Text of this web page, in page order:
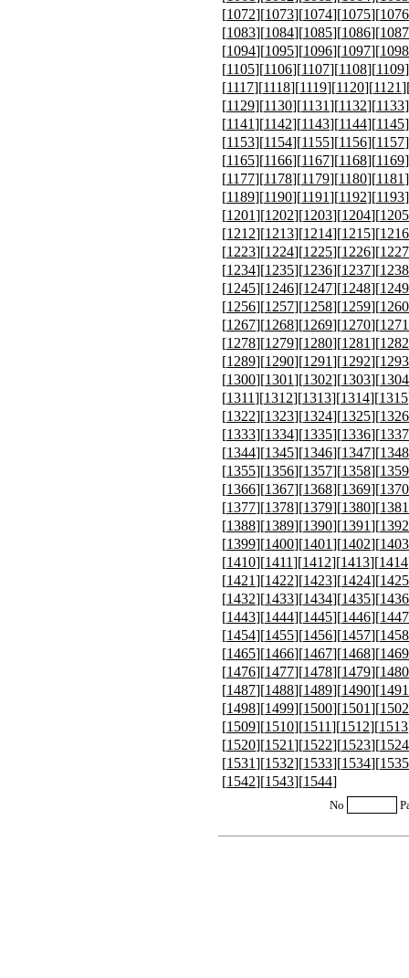
[1072][1073][1074][1075][1076
[1083][1084][1085][1086][1087
[1094][1095][1096][1097][1098
[1105][1106][1107][1108][1109
[1117][1118][1119][1120][1121
[1129][1130][1131][1132][1133
[1141][1142][1143][1144][1145
[1153][1154][1155][1156][1157
[1165][1166][1167][1168][1169
[1177][1178][1179][1180][1181
[1189][1190][1191][1192][1193
[1201][1202][1203][1204][1205
[1212][1213][1214][1215][1216
[1223][1224][1225][1226][1227
[1234][1235][1236][1237][1238
[1245][1246][1247][1248][1249
[1256][1257][1258][1259][1260
[1267][1268][1269][1270][1271
[1278][1279][1280][1281][1282
[1289][1290][1291][1292][1293
[1300][1301][1302][1303][1304
[1311][1312][1313][1314][1315
[1322][1323][1324][1325][1326
[1333][1334][1335][1336][1337
[1344][1345][1346][1347][1348
[1355][1356][1357][1358][1359
[1366][1367][1368][1369][1370
[1377][1378][1379][1380][1381
[1388][1389][1390][1391][1392
[1399][1400][1401][1402][1403
[1410][1411][1412][1413][1414
[1421][1422][1423][1424][1425
[1432][1433][1434][1435][1436
[1443][1444][1445][1446][1447
[1454][1455][1456][1457][1458
[1465][1466][1467][1468][1469
[1476][1477][1478][1479][1480
[1487][1488][1489][1490][1491
[1498][1499][1500][1501][1502
[1509][1510][1511][1512][1513
[1520][1521][1522][1523][1524
[1531][1532][1533][1534][1535
[1542][1543][1544]
No